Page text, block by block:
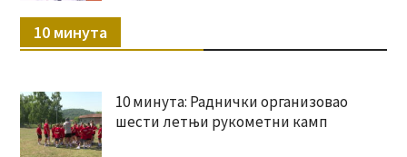
10 минута
10 минута: Раднички организовао
шести летњи рукометни камп